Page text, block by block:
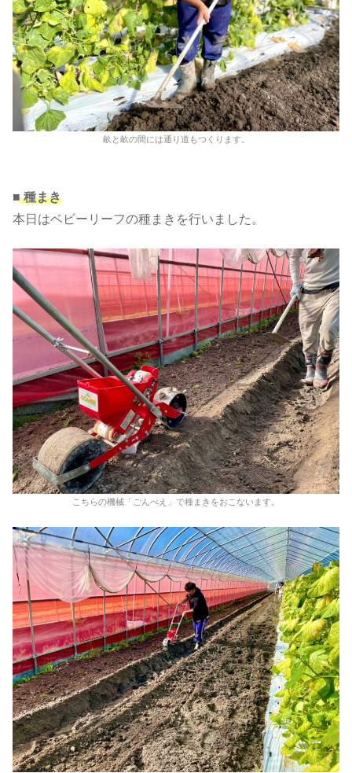
畝と畝の間には通り道もつくります。
■種まき
本日はベビーリーフの種まきを行いました。
こちらの機械「ごんべえ」で種まきをおこないます。